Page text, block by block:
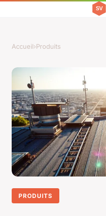
Accueil›Produits
PRODUITS